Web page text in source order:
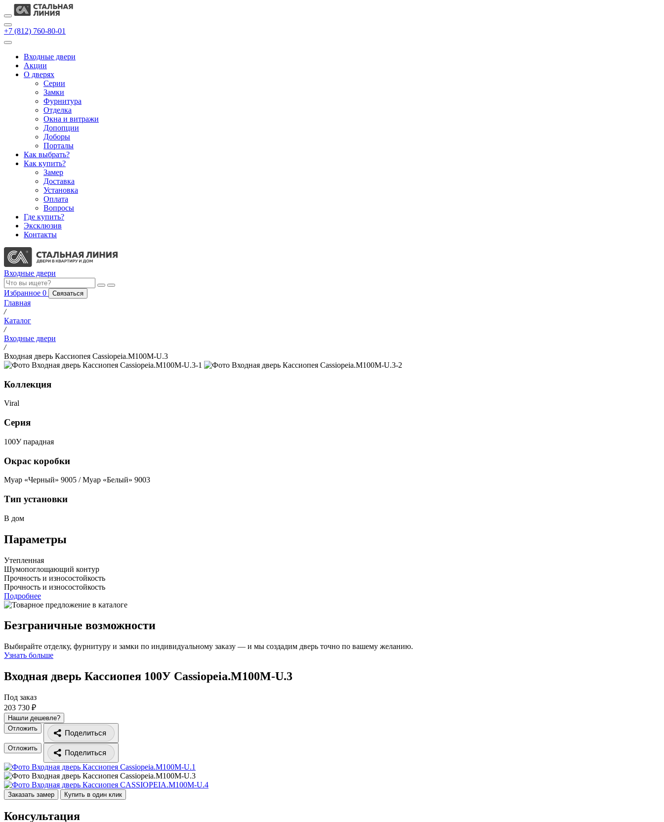
+7 (812) 760-80-01
Входные двери
Акции
О дверях
Cерии
Замки
Фурнитура
Отделка
Окна и витражи
Допопции
Доборы
Порталы
Как выбрать?
Как купить?
Замер
Доставка
Установка
Оплата
Вопросы
Где купить?
Эксклюзив
Контакты
Входные двери
Избранное 0 Связаться
Главная
/
Каталог
/
Входные двери
/
Входная дверь Кассиопея Cassiopeia.M100M-U.3
Коллекция
Viral
Серия
100У парадная
Окрас коробки
Муар «Черный» 9005 / Муар «Белый» 9003
Тип установки
В дом
Параметры
Утепленная
Шумопоглощающий контур
Прочность и износостойкость
Прочность и износостойкость
Подробнее
Безграничные возможности
Выбирайте отделку, фурнитуру и замки по индивидуальному заказу — и мы создадим дверь точно по вашему желанию.
Узнать больше
Входная дверь Кассиопея 100У Cassiopeia.M100M-U.3
Под заказ
203 730 ₽
Нашли дешевле?
Отложить
Поделиться
Отложить
Поделиться
Заказать замер Купить в один клик
Консультация